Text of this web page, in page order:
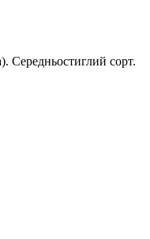
Середньостиглий сорт.